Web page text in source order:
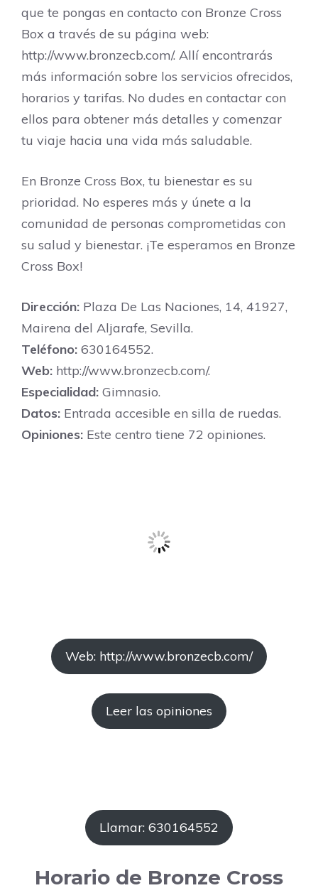
que te pongas en contacto con Bronze Cross
Box a través de su página web:
http://www.bronzecb.com/. Allí encontrarás
más información sobre los servicios ofrecidos,
horarios y tarifas. No dudes en contactar con
ellos para obtener más detalles y comenzar
tu viaje hacia una vida más saludable.
En Bronze Cross Box, tu bienestar es su
prioridad. No esperes más y únete a la
comunidad de personas comprometidas con
su salud y bienestar. ¡Te esperamos en Bronze
Cross Box!
Dirección: Plaza De Las Naciones, 14, 41927,
Mairena del Aljarafe, Sevilla.
Teléfono: 630164552.
Web: http://www.bronzecb.com/.
Especialidad: Gimnasio.
Datos: Entrada accesible en silla de ruedas.
Opiniones: Este centro tiene 72 opiniones.
Web: http://www.bronzecb.com/
Leer las opiniones
Llamar: 630164552
Horario de Bronze Cross